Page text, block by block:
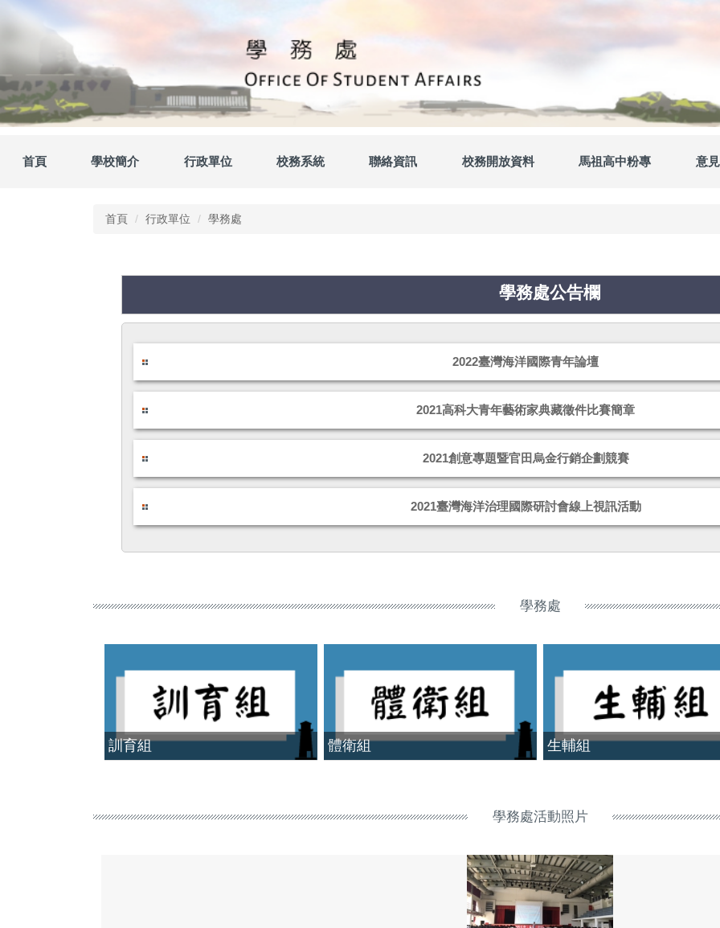
內
容
區
首頁 學校簡介 行政單位 校務系統 聯絡資訊 校務開放資料 馬祖高中粉專 意
首頁 行政單位 學務處
學務處公告欄
2022臺灣海洋國際青年論壇
2021高科大青年藝術家典藏徵件比賽簡章
2021創意專題暨官田烏金行銷企劃競賽
2021臺灣海洋治理國際研討會線上視訊活動
學務處
訓育組 體衛組 生輔組
學務處活動照片